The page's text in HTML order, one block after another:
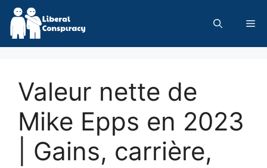
Skip
content
Valeur nette de
Mike Epps en 2023
| Gains, carrière,